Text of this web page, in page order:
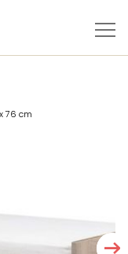
76 cm